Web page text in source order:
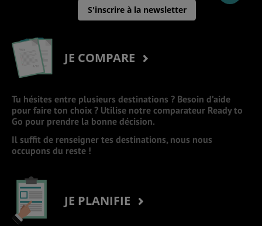
S'inscrire à la newsletter
JE COMPARE
Tu hésites entre plusieurs destinations ? Besoin d’aide
pour faire ton choix ? Utilise notre comparateur Ready to
Go pour prendre la bonne décision.
Il suffit de renseigner tes destinations, nous nous
occupons du reste !
JE PLANIFIE